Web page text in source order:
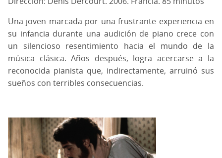
Una joven marcada por una frustrante experiencia en
su infancia durante una audición de piano crece con
un silencioso resentimiento hacia el mundo de la
música clásica. Años después, logra acercarse a la
reconocida pianista que, indirectamente, arruinó sus
sueños con terribles consecuencias.